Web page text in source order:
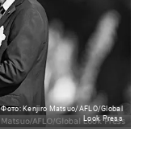
Фото: Kenjiro Matsuo/AFLO/Global
Look Press